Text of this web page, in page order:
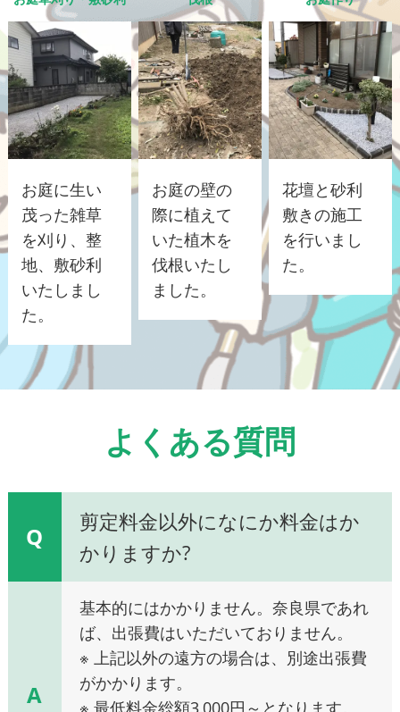
お庭に生い
茂った雑草
を刈り、整
地、敷砂利
いたしまし
た。
お庭の壁の
際に植えて
いた植木を
伐根いたし
ました。
花壇と砂利
敷きの施工
を行いまし
た。
よくある質問
Q
剪定料金以外になにか料金はか
かりますか?
A
基本的にはかかりません。奈良県であれ
ば、出張費はいただいておりません。
※ 上記以外の遠方の場合は、別途出張費
がかかります。
※ 最低料金総額3,000円～となります。